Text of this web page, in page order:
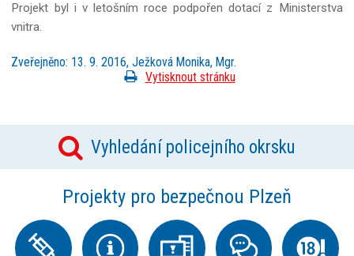
Projekt byl i v letošním roce podpořen dotací z Ministerstva
vnitra.
Zveřejněno: 13. 9. 2016, Ježková Monika, Mgr.
Vytisknout stránku
Vyhledání policejního okrsku
Projekty pro bezpečnou Plzeň